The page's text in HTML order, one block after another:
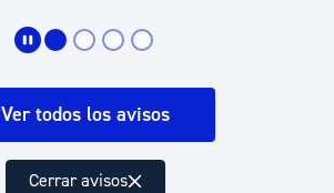
Ver todos los avisos
Cerrar avisos